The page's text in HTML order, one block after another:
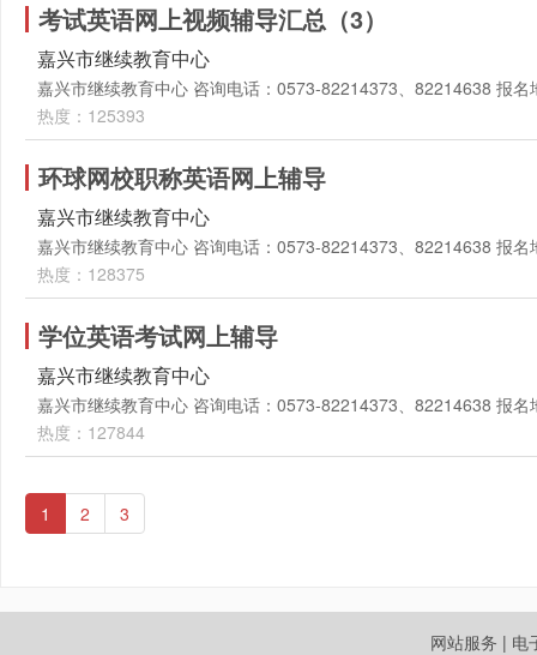
考试英语网上视频辅导汇总（3）
嘉兴市继续教育中心
嘉兴市继续教育中心 咨询电话：0573-82214373、82214638 报
热度：125393
环球网校职称英语网上辅导
嘉兴市继续教育中心
嘉兴市继续教育中心 咨询电话：0573-82214373、82214638 报
热度：128375
学位英语考试网上辅导
嘉兴市继续教育中心
嘉兴市继续教育中心 咨询电话：0573-82214373、82214638 报
热度：127844
1 2 3
网站服务 | 电